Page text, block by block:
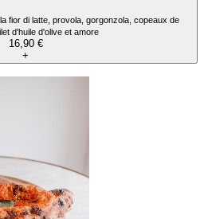
fior di latte, provola, gorgonzola, copeaux de
d'huile d'olive et amore
16,90 €
+